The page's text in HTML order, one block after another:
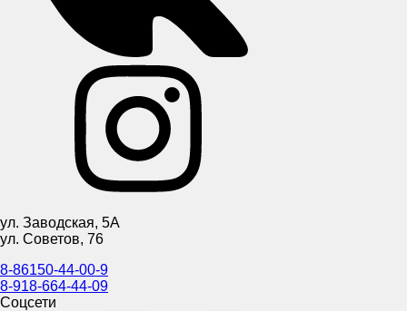
ул. Заводская, 5А
ул. Советов, 76
8-86150-44-00-9
8-918-664-44-09
Соцсети